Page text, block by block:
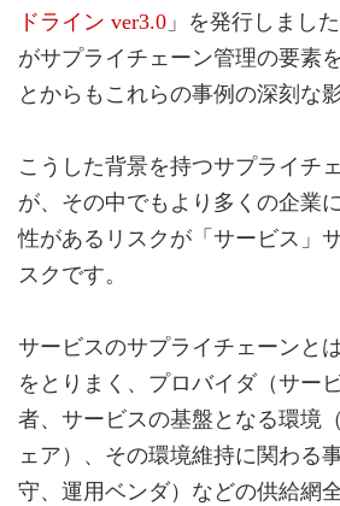
ドライン ver3.0 」を発行しまし
がサプライチェーン管理の要素
とからもこれらの事例の深刻な
こうした背景を持つサプライチ
が、その中でもより多くの企業
性があるリスクが「サービス」
スクです。
サービスのサプライチェーンと
をとりまく、プロバイダ（サー
者、サービスの基盤となる環境
ェア）、その環境維持に関わる
守、運用ベンダ）などの供給網